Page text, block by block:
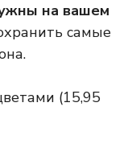
на вашем
самые
(15,95